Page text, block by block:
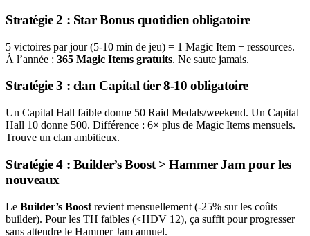
Stratégie 2 : Star Bonus quotidien obligatoire
5 victoires par jour (5-10 min de jeu) = 1 Magic Item + ressources.
À l’année : 365 Magic Items gratuits. Ne saute jamais.
Stratégie 3 : clan Capital tier 8-10 obligatoire
Un Capital Hall faible donne 50 Raid Medals/weekend. Un Capital
Hall 10 donne 500. Différence : 6× plus de Magic Items mensuels.
Trouve un clan ambitieux.
Stratégie 4 : Builder’s Boost > Hammer Jam pour les
nouveaux
Le Builder’s Boost revient mensuellement (-25% sur les coûts
builder). Pour les TH faibles (<HDV 12), ça suffit pour progresser
sans attendre le Hammer Jam annuel.